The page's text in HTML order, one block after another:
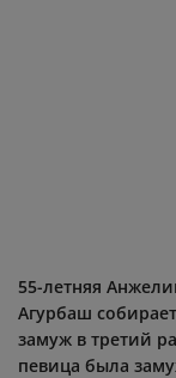
55-летняя
Агурбаш
замуж в третий
певица была